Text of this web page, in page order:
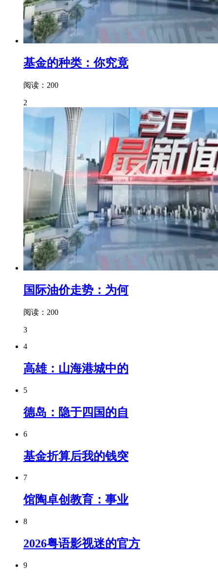
基金的种类：你究竟
阅读：200
2
国际油价走势：为何
阅读：200
3
4
高雄：山海港城中的
5
德岛：隐于四国的自
6
基金折算后我的钱突
7
馆陶卓创教育：事业
8
2026粤语影视迷的官方
9